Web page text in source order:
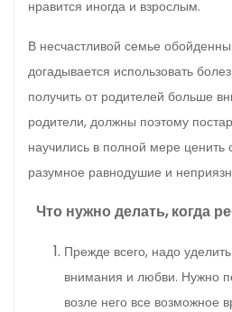
нравится иногда и взро­слым.
В несчастливой семье
догадывается использовать
получить от родителей больше
родители, должны поэтому
научились в полной мере ценить
разумное равнодушие и
Что нужно делать, когда
Прежде всего, надо
внимания и любви. Нужно
возле не­го все возможное